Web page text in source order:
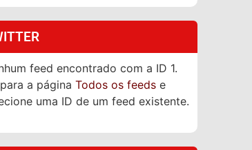
feed encontrado com a ID 1.
a página Todos os feedse
uma ID de um feed existente.